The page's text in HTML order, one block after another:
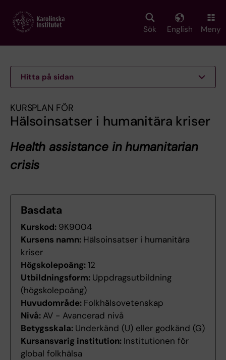
main
Sök English Meny
Hitta på sidan
KURSPLAN FÖR
Hälsoinsatser i humanitära kriser
Health assistance in humanitarian
crisis
Basdata
Kurskod: 9K9004
Kursens namn: Hälsoinsatser i humanitära
kriser
Högskolepoäng:12
Utbildningsform: Uppdragsutbildning
(högskolepoäng)
Huvudområde: Folkhälsovetenskap
Nivå: AV - Avancerad nivå
Betygsskala: Underkänd (U) eller godkänd (G)
Kursansvarig institution: Institutionen för
global folkhälsa